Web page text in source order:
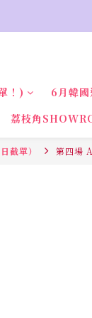
！) 6月韓
荔枝角
截單） 第四場